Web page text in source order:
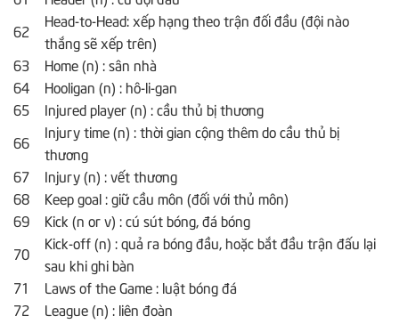
62
Head-to-Head: xếp hạng theo trận đối đầu (đội nào
thắng sẽ xếp trên)
63
Home (n) : sân nhà
64
Hooligan (n) : hô-li-gan
65
Injured player (n) : cầu thủ bị thương
66
Injury time (n) : thời gian cộng thêm do cầu thủ bị
thương
67
Injury (n) : vết thương
68
Keep goal : giữ cầu môn (đối với thủ môn)
69
Kick (n or v) : cú sút bóng, đá bóng
70
Kick-off (n) : quả ra bóng đầu, hoặc bắt đầu trận đấu lại
sau khi ghi bàn
71
Laws of the Game : luật bóng đá
72
League (n) : liên đoàn